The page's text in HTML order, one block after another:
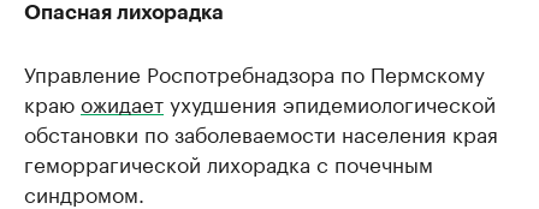
Опасная лихорадка
Управление Роспотребнадзора по Пермскому
краюожидаетухудшения эпидемиологической
обстановки по заболеваемости населения края
геморрагической лихорадка с почечным
синдромом.